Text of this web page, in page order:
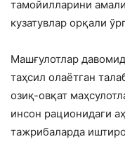
тамойилларини
кузатувлар орқали
Машғулотлар
таҳсил олаётган
озиқ-овқат
инсон рационидаги
тажрибаларда